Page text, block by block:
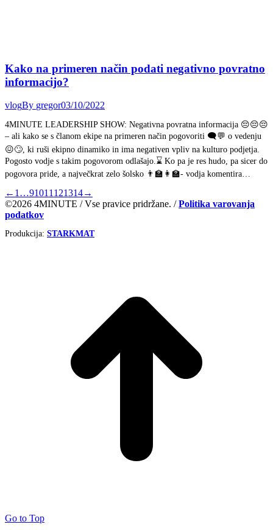
Kako na primeren način podati negativno povratno
informacijo?
vlogBy gregor03/10/2022
4MINUTE LEADERSHIP SHOW: Negativna povratna informacija 😔😔😔
– ali kako se s članom ekipe na primeren način pogovoriti 🗨️💬 o vedenju
😖🙄, ki ruši ekipno dinamiko in ima negativen vpliv na kulturo podjetja.
Pogosto vodje s takim pogovorom odlašajo.⌛ Ko pa je res hudo, pa sicer do
pogovora pride, a največkrat zelo šolsko 👨‍🏫👩‍🏫- vodja komentira…
← 1 …91011 121314→
©2026 4MINUTE / Vse pravice pridržane. /Politika varovanja
podatkov
Produkcija: STARKMAT
Go to Top